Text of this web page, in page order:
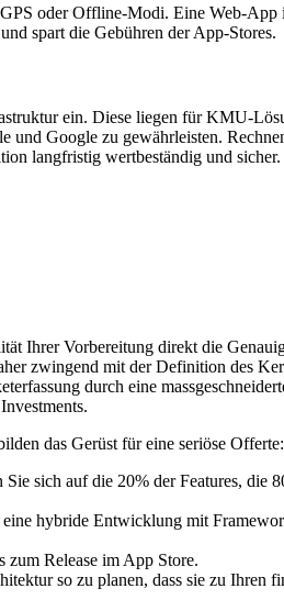
oder Offline-Modi. Eine Web-App
spart die Gebühren der App-Stores.
ein. Diese liegen für KMU-
und Google zu gewährleisten.
langfristig wertbeständig und sicher.
Ihrer Vorbereitung direkt die
zwingend mit der Definition des
durch eine
das Gerüst für eine seriöse Offerte:
sich auf die 20% der Features, die
hybride Entwicklung mit
zum Release im App Store.
so zu planen, dass sie zu Ihren